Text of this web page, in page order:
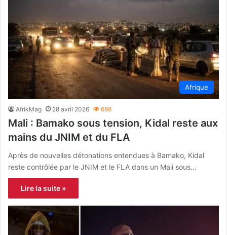
Afrique
AfrikMag 28 avril 2026 686
Mali : Bamako sous tension, Kidal reste aux
mains du JNIM et du FLA
Après de nouvelles détonations entendues à Bamako, Kidal
reste contrôlée par le JNIM et le FLA dans un Mali sous…
Lire la suite »